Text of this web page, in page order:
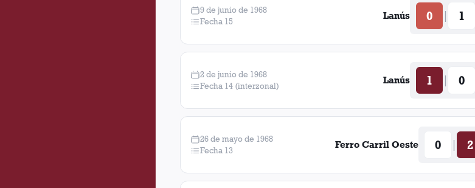
9 de junio de 1968
Fecha 15
Lanús 0 1
2 de junio de 1968
Fecha 14 (interzonal)
Lanús 1 0
26 de mayo de 1968
Fecha 13
Ferro Carril Oeste 0 2